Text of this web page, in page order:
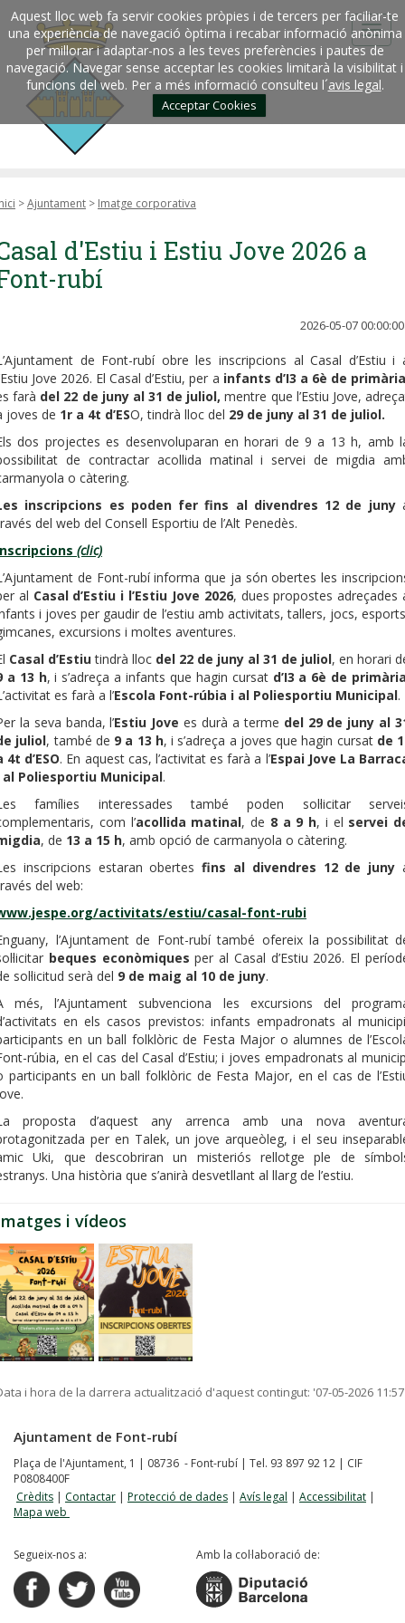
Aquest lloc web fa servir cookies pròpies i de tercers per faciliar-te
una experiència de navegació òptima i recabar informació anònima
per millorar i adaptar-nos a les teves preferències i pautes de
navegació. Navegar sense acceptar les cookies limitarà la visibilitat i
funcions del web. Per a més informació consulteu l´avis legal.
Acceptar Cookies
>Ajuntament > Imatge corporativa
d'Estiu i Estiu Jove 2026 a
rubí
2026-05-07 00:00:00
de Font-rubí obre les inscripcions al Casal d’Estiu i
Jove 2026. El Casal d’Estiu, per a infants d’I3 a 6è de
farà del 22 de juny al 31 de juliol, mentre que l’Estiu Jove,
joves de 1r a 4t d’ESO, tindrà lloc del 29 de juny al 31 de juliol.
dos projectes es desenvoluparan en horari de 9 a 13 h, amb
de contractar acollida matinal i servei de migdia
o càtering.
inscripcions es poden fer fins al divendres 12 de juny
del web del Consell Esportiu de l’Alt Penedès.
(clic)
de Font-rubí informa que ja són obertes les
al Casal d’Estiu i l’Estiu Jove 2026, dues propostes adreçades
i joves per gaudir de l’estiu amb activitats, tallers, jocs,
excursions i moltes aventures.
Casal d’Estiutindrà lloc del 22 de juny al 31 de juliol, en horari
a 13 h, i s’adreça a infants que hagin cursat d’I3 a 6è de
es farà a l’Escola Font-rúbia i al Poliesportiu Municipal.
la seva banda, l’Estiu Jove es durà a terme del 29 de juny al
juliol, també de 9 a 13 h, i s’adreça a joves que hagin cursat de
4t d’ESO. En aquest cas, l’activitat es farà a l’Espai Jove La
al Poliesportiu Municipal.
famílies interessades també poden sol·licitar
com l’acollida matinal, de 8 a 9 h, i el servei
, de 13 a 15 h, amb opció de carmanyola o càtering.
inscripcions estaran obertesfins al divendres 12 de juny
del web:
activitats/estiu/casal-font-rubi
l’Ajuntament de Font-rubí també ofereix la possibilitat
beques econòmiques per al Casal d’Estiu 2026. El
sol·licitud serà del 9 de maig al 10 de juny.
més, l’Ajuntament subvenciona les excursions del
en els casos previstos: infants empadronats al
en un ball folklòric de Festa Major o alumnes de
rúbia, en el cas del Casal d’Estiu; i joves empadronats al
participants en un ball folklòric de Festa Major, en el cas de
proposta d’aquest any arrenca amb una nova
per en Talek, un jove arqueòleg, i el seu
Uki, que descobriran un misteriós rellotge ple de
Una història que s’anirà desvetllant al llarg de l’estiu.
i vídeos
i hora de la darrera actualització d'aquest contingut: '07-05-2026 11:57
Ajuntament de Font-rubí
Plaça de l'Ajuntament, 1 | 08736 - Font-rubí | Tel. 93 897 92 12 | CIF
P0808400F
Crèdits | Contactar | Protecció de dades | Avís legal | Accessibilitat |
Mapa web
Segueix-nos a: Amb la col·laboració de: